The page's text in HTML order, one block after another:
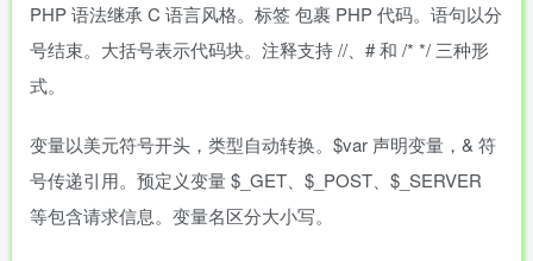
PHP 语法继承 C 语言风格。标签包裹 PHP 代码。语句以分
号结束。大括号表示代码块。注释支持 //、# 和 /* */ 三种形
式。
变量以美元符号开头，类型自动转换。$var 声明变量，& 符
号传递引用。预定义变量 $_GET、$_POST、$_SERVER
等包含请求信息。变量名区分大小写。